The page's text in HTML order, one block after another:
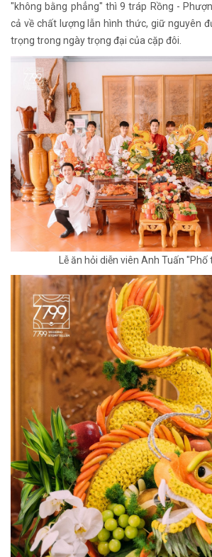
"không bằng phẳng" thì 9 tráp Rồng -
cả về chất lượng lẫn hình thức, giữ nguyên
trọng trong ngày trọng đại của cặp đôi.
Lễ ăn hỏi diễn viên Anh Tuấn